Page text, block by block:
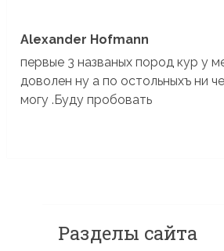
Alexander Hofmann
первые 3 названых пород кур у
доволен ну а по остольныхъ ни
могу .Буду пробовать
Разделы сайта